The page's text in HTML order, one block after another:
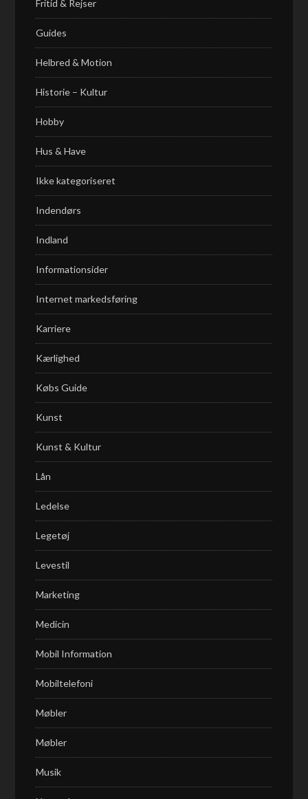
Fritid & Rejser
Guides
Helbred & Motion
Historie – Kultur
Hobby
Hus & Have
Ikke kategoriseret
Indendørs
Indland
Informationsider
Internet markedsføring
Karriere
Kærlighed
Købs Guide
Kunst
Kunst & Kultur
Lån
Ledelse
Legetøj
Levestil
Marketing
Medicin
Mobil Information
Mobiltelefoni
Møbler
Møbler
Musik